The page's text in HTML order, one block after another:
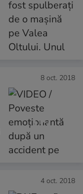
8 oct. 2018
4 oct. 2018